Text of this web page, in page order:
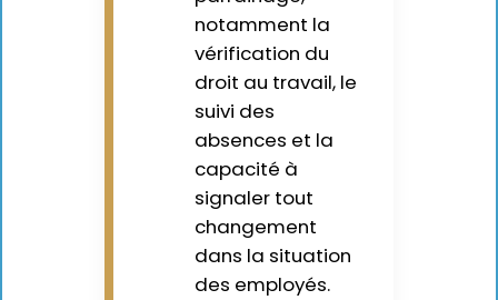
notamment la
vérification du
droit au travail, le
suivi des
absences et la
capacité à
signaler tout
changement
dans la situation
des employés.